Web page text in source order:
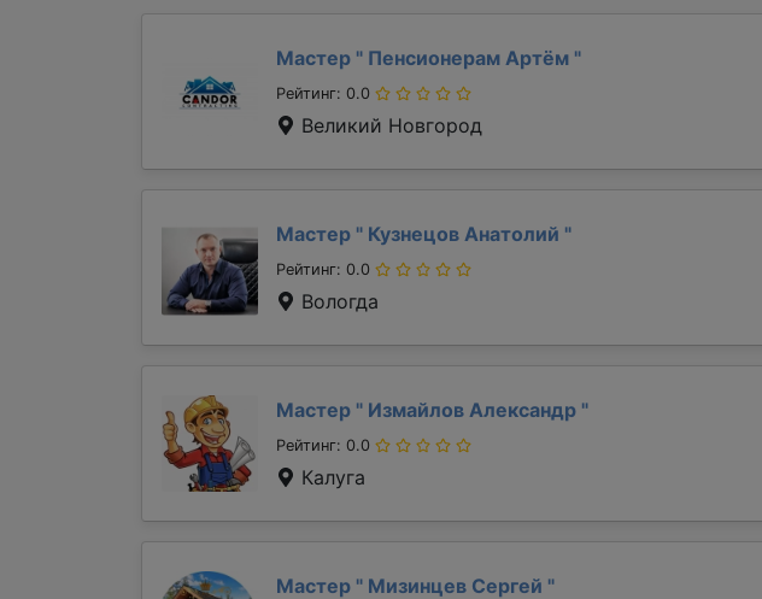
Мастер " Пенсионерам Артём "
Рейтинг: 0.0
Великий Новгород
Мастер " Кузнецов Анатолий "
Рейтинг: 0.0
Вологда
Мастер " Измайлов Александр "
Рейтинг: 0.0
Калуга
Мастер " Мизинцев Сергей "